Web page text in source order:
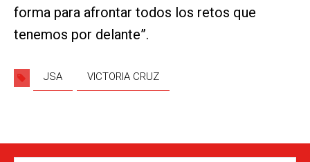
forma para afrontar todos los retos que
tenemos por delante”.
JSA VICTORIA CRUZ